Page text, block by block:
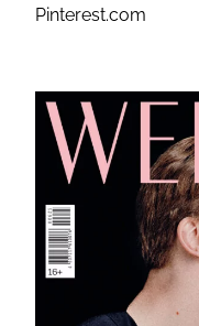
Pinterest.com